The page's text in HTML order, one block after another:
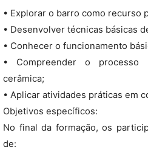
• Explorar o barro como recurso
• Desenvolver técnicas básicas
• Conhecer o funcionamento
• Compreender o processo
cerâmica;
• Aplicar atividades práticas em
Objetivos específicos:
No final da formação, os
de: